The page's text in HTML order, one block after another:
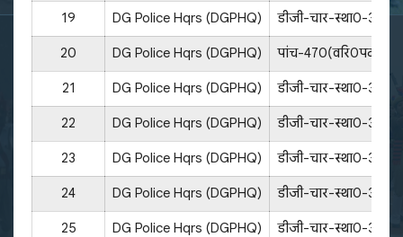
19 DG Police Hqrs (DGPHQ) डीजी-चार-स्था0-
20 DG Police Hqrs (DGPHQ) पांच-
21 DG Police Hqrs (DGPHQ) डीजी-चार-स्था0-
22 DG Police Hqrs (DGPHQ) डीजी-चार-स्था0-
23 DG Police Hqrs (DGPHQ) डीजी-चार-स्था0-377/
24 DG Police Hqrs (DGPHQ) डीजी-चार-स्था0-
25 DG Police Hqrs (DGPHQ) डीजी-चार-स्था0-